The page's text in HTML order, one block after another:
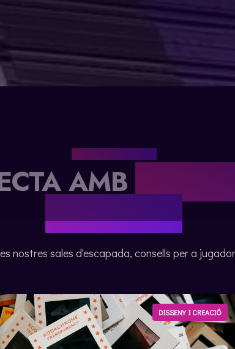
AMB
NOVETATS
nostres sales d'escapada, consells per a
DISSENY I CREACIÓ